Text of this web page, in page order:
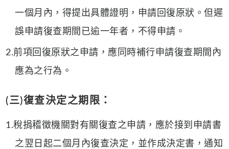
一個月內，得提出具體證明，申請回復原狀。但遲
誤申請復查期間已逾一年者，不得申請。
2.前項回復原狀之申請，應同時補行申請復查期間內
應為之行為。
(三)復查決定之期限：
1.稅捐稽徵機關對有關復查之申請，應於接到申請書
之翌日起二個月內復查決定，並作成決定書，通知